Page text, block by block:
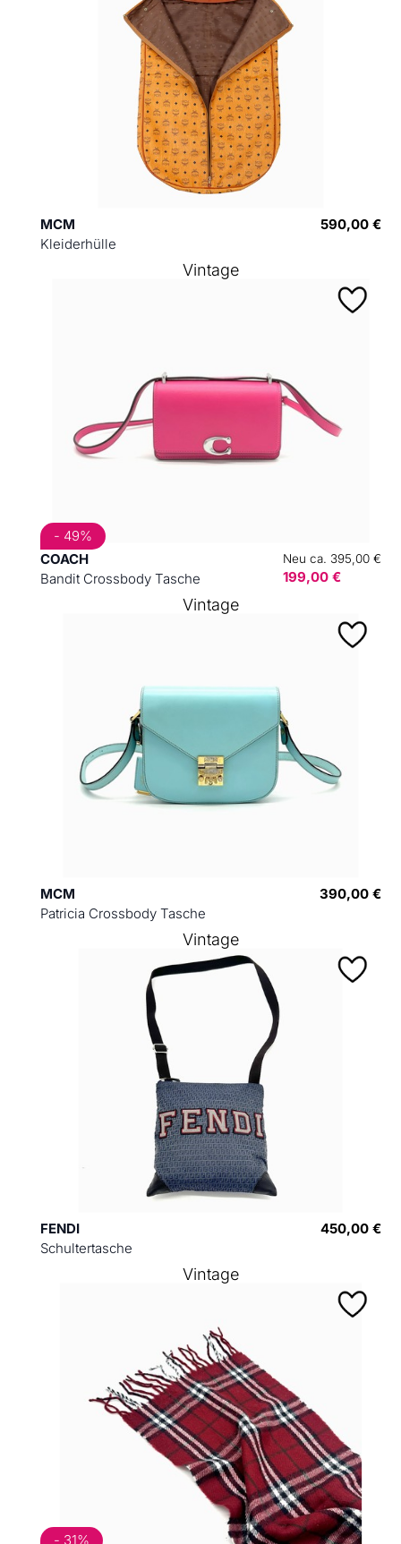
MCM
Kleiderhülle
590,00 €
COACH
Bandit Crossbody Tasche
Neu ca. 395,00 €
199,00 €
- 49%
Vintage
MCM
Patricia Crossbody Tasche
390,00 €
Vintage
FENDI
Schultertasche
450,00 €
Vintage
- 31%
Vintage